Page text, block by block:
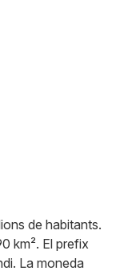
de habitants.
km². El prefix
La moneda